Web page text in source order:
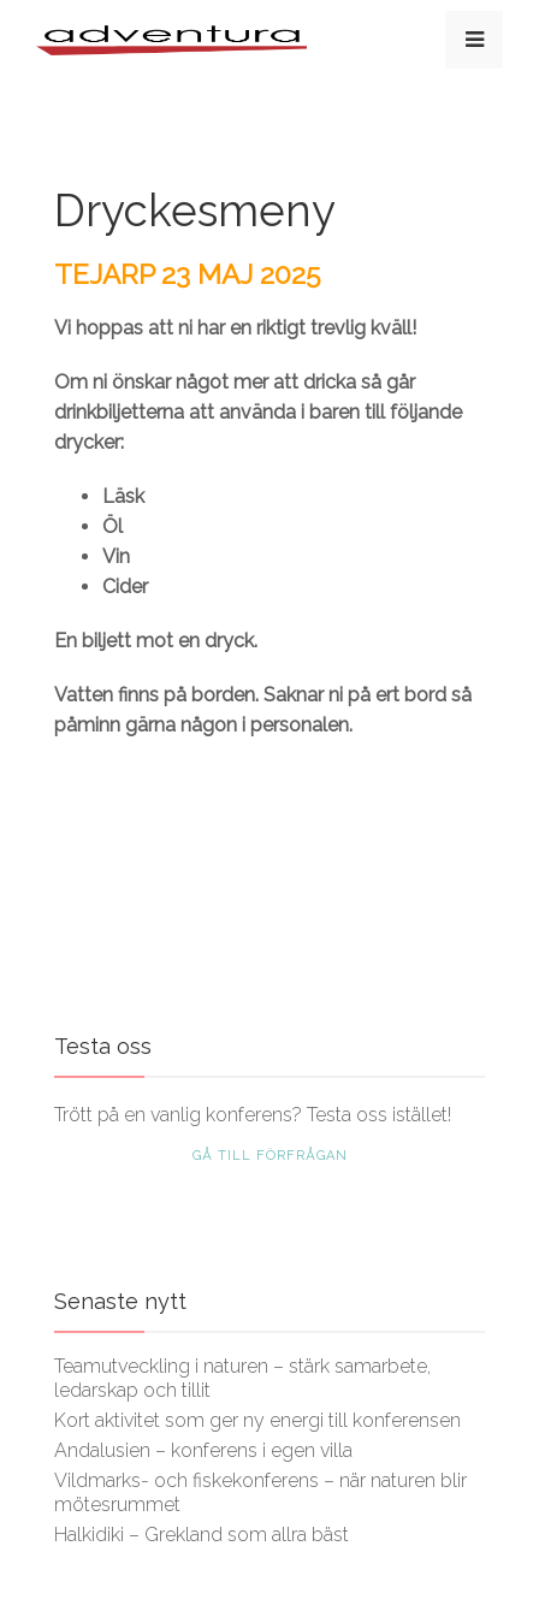
Dryckesmeny
TEJARP 23 MAJ 2025
Vi hoppas att ni har en riktigt trevlig kväll!
Om ni önskar något mer att dricka så går
drinkbiljetterna att använda i baren till följande
drycker:
Läsk
Öl
Vin
Cider
En biljett mot en dryck.
Vatten finns på borden. Saknar ni på ert bord så
påminn gärna någon i personalen.
Testa oss
Trött på en vanlig konferens? Testa oss istället!
GÅ TILL FÖRFRÅGAN
Senaste nytt
Teamutveckling i naturen – stärk samarbete,
ledarskap och tillit
Kort aktivitet som ger ny energi till konferensen
Andalusien – konferens i egen villa
Vildmarks- och fiskekonferens – när naturen blir
mötesrummet
Halkidiki – Grekland som allra bäst